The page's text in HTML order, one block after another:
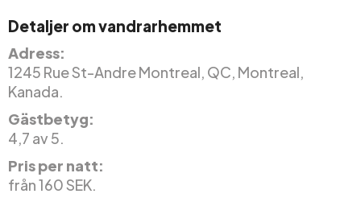
Detaljer om vandrarhemmet
Adress:
1245 Rue St-Andre Montreal, QC, Montreal,
Kanada.
Gästbetyg:
4,7 av 5.
Pris per natt:
från 160 SEK.